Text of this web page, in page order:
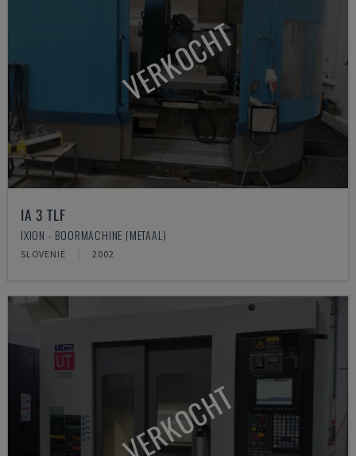
VERKOCHT
IA 3 TLF
IXION - BOORMACHINE (METAAL)
SLOVENIË 2002
VERKOCHT